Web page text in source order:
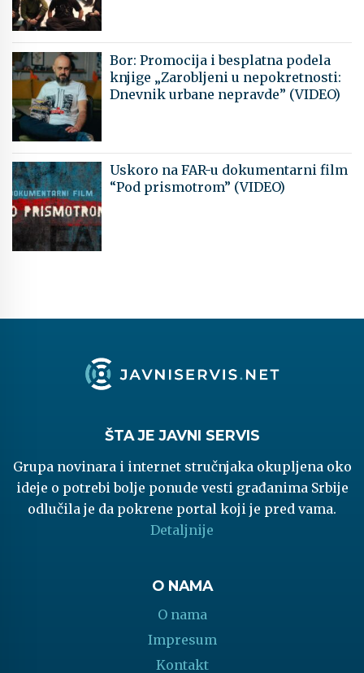
Bor: Promocija i besplatna podela
knjige „Zarobljeni u nepokretnosti:
Dnevnik urbane nepravde” (VIDEO)
Uskoro na FAR-u dokumentarni film
“Pod prismotrom” (VIDEO)
ŠTA JE JAVNI SERVIS
Grupa novinara i internet stručnjaka okupljena oko
ideje o potrebi bolje ponude vesti građanima Srbije
odlučila je da pokrene portal koji je pred vama.
Detaljnije
O NAMA
O nama
Impresum
Kontakt